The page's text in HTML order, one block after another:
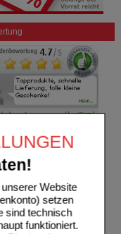
Website
setzen
sind technisch
funktioniert.